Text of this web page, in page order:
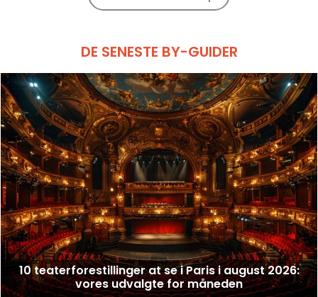
DE SENESTE BY-GUIDER
10 teaterforestillinger at se i Paris i august 2026:
vores udvalgte for måneden